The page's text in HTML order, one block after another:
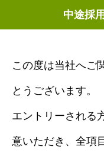
中途採
この度は当社へご
とうございます。
エントリーされる
意いただき、全項